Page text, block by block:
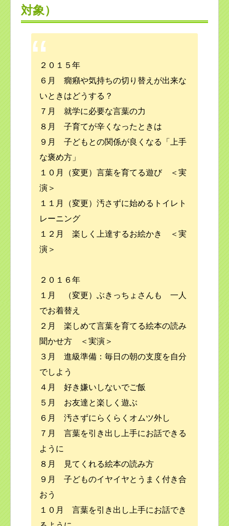
対象）
２０１５年
６月 癇癪や気持ちの切り替えが出来な
いときはどうする？
７月 就学に必要な言葉の力
８月 子育てが辛くなったときは
９月 子どもとの関係が良くなる「上手
な褒め方」
１０月（変更）言葉を育てる遊び ＜実
演＞
１１月（変更）汚さずに始めるトイレト
レーニング
１２月 楽しく上達するお絵かき ＜実
演＞
２０１６年
１月 （変更）ぶきっちょさんも 一人
でお着替え
２月 楽しめて言葉を育てる絵本の読み
聞かせ方 ＜実演＞
３月 進級準備：毎日の朝の支度を自分
でしよう
４月 好き嫌いしないでご飯
５月 お友達と楽しく遊ぶ
６月 汚さずにらくらくオムツ外し
７月 言葉を引き出し上手にお話できる
ように
８月 見てくれる絵本の読み方
９月 子どものイヤイヤとうまく付き合
おう
１０月 言葉を引き出し上手にお話でき